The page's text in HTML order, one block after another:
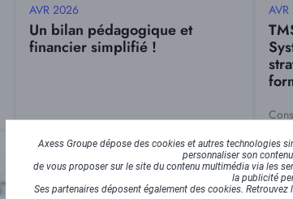
Date
mise
à
AVR 2026
Un bilan pédagogique et
financier simplifié !
à
jour
Visuel
Visuel
Axess Groupe dépose des cookies et autres technologies
personnaliser son
de vous proposer sur le site du contenu multimédia via les
la publicité
Ses partenaires déposent également des cookies.